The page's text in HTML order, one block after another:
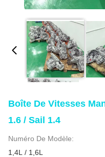
Boîte De Vitesses
1.6 / Sail 1.4
Numéro De Modèle:
1,4L / 1,6L